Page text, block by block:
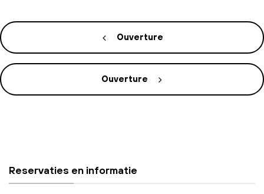
Ouverture
Ouverture
Reservaties en informatie